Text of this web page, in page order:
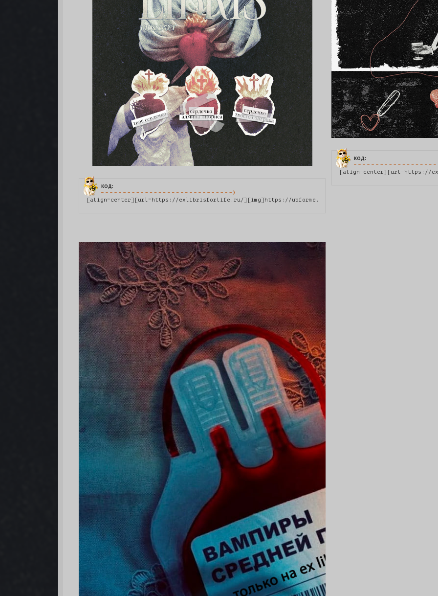
код:
[align=center][url=https://exlibrisforlife.ru/][img]https://upforme.ru/uploads/001a/48/60/3222/
код: